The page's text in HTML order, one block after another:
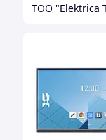
ТОО "Elektrica